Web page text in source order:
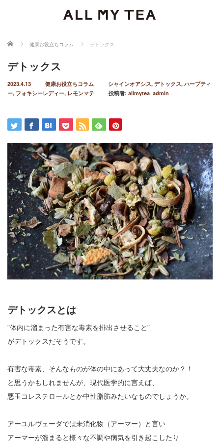
ホーム 健康お役立ちコラム デトックス
デトックス
2023.4.13 健康お役立ちコラム シャインオアシス, デトックス, ハーブティ
ー, フォキシーレディー, レモンマテ 投稿者: allmytea_admin
デトックスとは
”体内に溜まった有害な毒素を排出させること”
がデトックスだそうです。
有害な毒素、そんなものが体の中にあって大丈夫なのか？！
と思うかもしれませんが、現代医学的に言えば、
悪玉コレステロールとか中性脂肪みたいなものでしょうか。
アーユルヴェーダでは未消化物（アーマー）と言い
アーマーが溜まると様々な不調や病気を引き起こしたり